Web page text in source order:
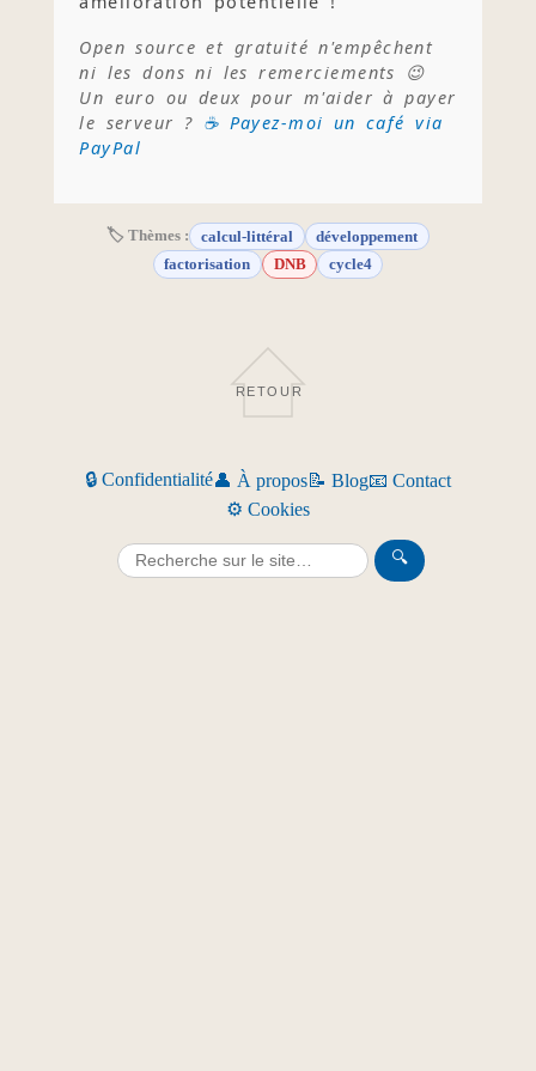
Open source et gratuité n'empêchent
ni les dons ni les remerciements 😉
Un euro ou deux pour m'aider à payer
le serveur ? ☕ Payez-moi un café via
PayPal
🏷 Thèmes : calcul-littéral
développement
factorisation
DNB cycle4
RETOUR
🔒 Confidentialité👤 À propos📝 Blog📧 Contact
⚙️ Cookies
🔍